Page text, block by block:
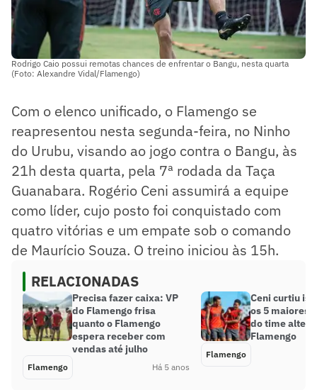
Rodrigo Caio possui remotas chances de enfrentar o Bangu, nesta quarta
(Foto: Alexandre Vidal/Flamengo)
Com o elenco unificado, o Flamengo se
reapresentou nesta segunda-feira, no Ninho
do Urubu, visando ao jogo contra o Bangu, às
21h desta quarta, pela 7ª rodada da Taça
Guanabara. Rogério Ceni assumirá a equipe
como líder, cujo posto foi conquistado com
quatro vitórias e um empate sob o comando
de Maurício Souza. O treino iniciou às 15h.
RELACIONADAS
Precisa fazer caixa: VP
do Flamengo frisa
quanto o Flamengo
espera receber com
vendas até julho
Flamengo Há 5 anos
Ceni curtiu
os 5 maiores
do time
Flamengo
Flamengo